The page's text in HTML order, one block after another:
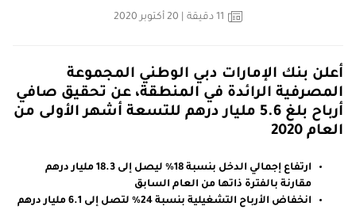
11 دقيقة
أعلن بنك الإمارات دبي الوطني المجموعة
المصرفية الرائدة في المنطقة، عن تحقيق صافي
أرباح بلغ 5.6 مليار درهم للتسعة أشهر الأولى من
العام 2020
ارتفاع إجمالي الدخل بنسبة 18% ليصل إلى 18.3 مليار درهم
مقارنة بالفترة ذاتها من العام السابق
انخفاض الأرباح التشغيلية بنسبة 24% لتصل إلى 6.1 مليار درهم